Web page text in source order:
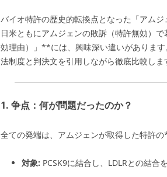
バイオ特許の歴史的転換点となった「アムジ
日米ともにアムジェンの敗訴（特許無効）
効理由）」**には、興味深い違いがありま
法制度と判決文を引用しながら徹底比較しま
1. 争点：何が問題だったのか？
全ての発端は、アムジェンが取得した特許
対象: PCSK9に結合し、LDLRとの結合